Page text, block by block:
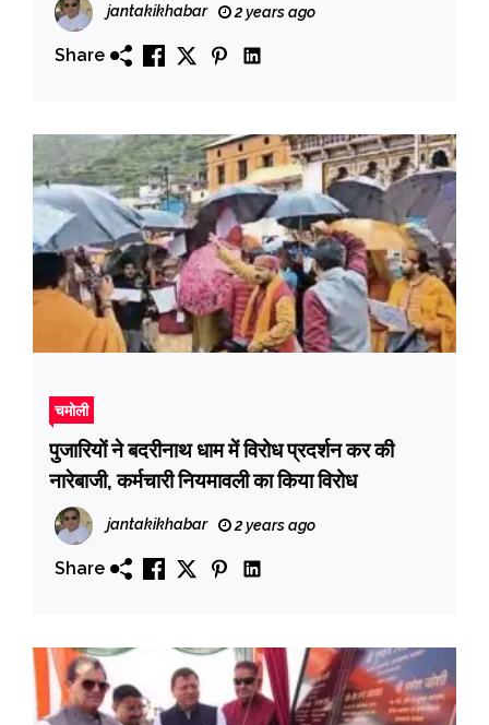
jantakikhabar 2 years ago
Share
चमोली
पुजारियों ने बदरीनाथ धाम में विरोध प्रदर्शन कर की
नारेबाजी, कर्मचारी नियमावली का किया विरोध
jantakikhabar 2 years ago
Share